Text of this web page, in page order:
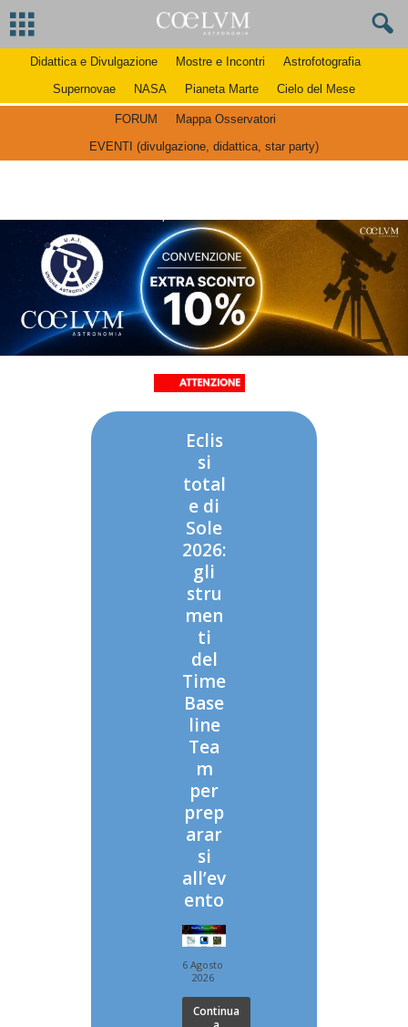
Didattica e Divulgazione Mostre e Incontri
Astrofotografia
Supernovae
NASA Pianeta Marte Cielo del Mese
FORUM
Mappa Osservatori
EVENTI (divulgazione, didattica, star party)
Eclis
si
total
e di
Sole
2026:
gli
stru
men
ti
del
Time
Base
line
Tea
m
per
prep
arar
si
all’ev
ento
6 Agosto
2026
Continua